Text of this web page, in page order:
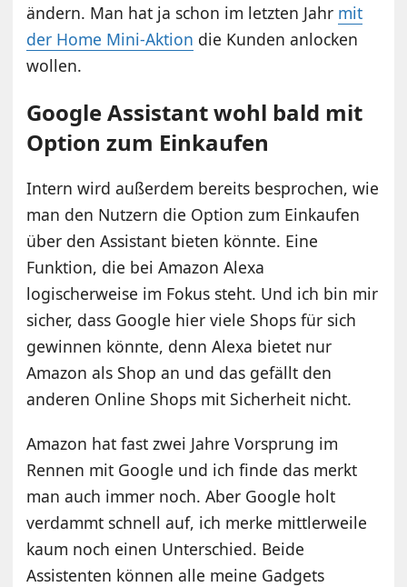
ändern. Man hat ja schon im letzten Jahr mit
der Home Mini-Aktion die Kunden anlocken
wollen.
Google Assistant wohl bald mit
Option zum Einkaufen
Intern wird außerdem bereits besprochen, wie
man den Nutzern die Option zum Einkaufen
über den Assistant bieten könnte. Eine
Funktion, die bei Amazon Alexa
logischerweise im Fokus steht. Und ich bin mir
sicher, dass Google hier viele Shops für sich
gewinnen könnte, denn Alexa bietet nur
Amazon als Shop an und das gefällt den
anderen Online Shops mit Sicherheit nicht.
Amazon hat fast zwei Jahre Vorsprung im
Rennen mit Google und ich finde das merkt
man auch immer noch. Aber Google holt
verdammt schnell auf, ich merke mittlerweile
kaum noch einen Unterschied. Beide
Assistenten können alle meine Gadgets